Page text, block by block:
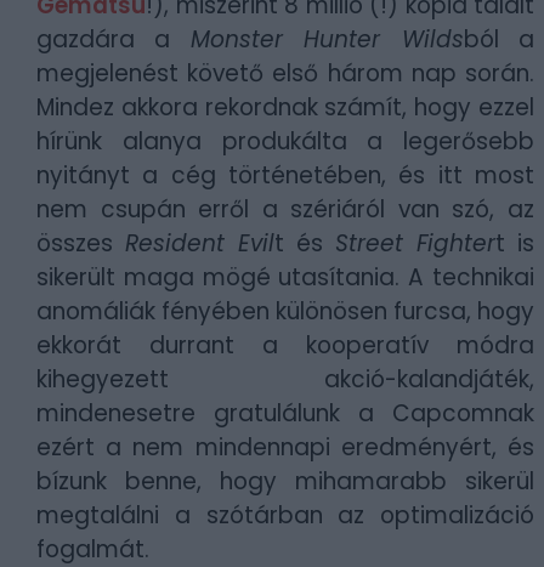
gazdára a Monster Hunter Wildsból a
megjelenést követő első három nap során.
Mindez akkora rekordnak számít, hogy ezzel
hírünk alanya produkálta a legerősebb
nyitányt a cég történetében, és itt most
nem csupán erről a szériáról van szó, az
összes Resident Evilt és Street Fightert is
sikerült maga mögé utasítania. A technikai
anomáliák fényében különösen furcsa, hogy
ekkorát durrant a kooperatív módra
kihegyezett akció-kalandjáték,
mindenesetre gratulálunk a Capcomnak
ezért a nem mindennapi eredményért, és
bízunk benne, hogy mihamarabb sikerül
megtalálni a szótárban az optimalizáció
fogalmát.